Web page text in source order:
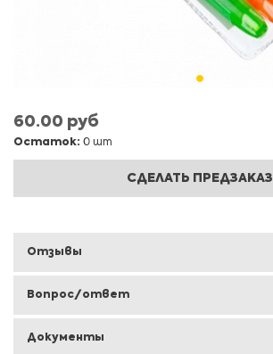
60.00 руб
Остаток: 0 шт
СДЕЛАТЬ ПРЕДЗАКАЗ
Отзывы
Вопрос/ответ
Документы